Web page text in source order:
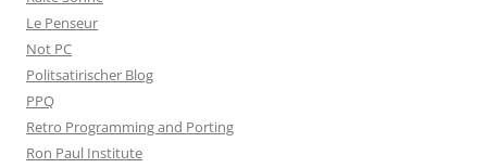
Le Penseur
Not PC
Politsatirischer Blog
PPQ
Retro Programming and Porting
Ron Paul Institute